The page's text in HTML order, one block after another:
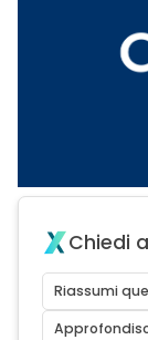
Chiedi
Riassumi